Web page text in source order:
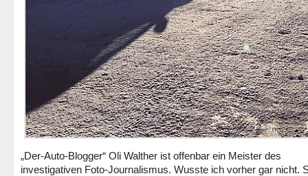
„Der-Auto-Blogger“ Oli Walther ist offenbar ein Meister des
investigativen Foto-Journalismus. Wusste ich vorher gar nicht.